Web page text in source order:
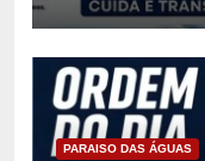
PARAISO DAS ÁGUAS